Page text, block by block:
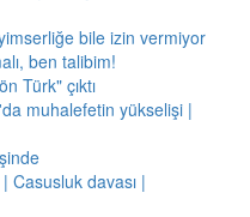
bile izin vermiyor
ben talibim!
Türk" çıktı
muhalefetin yükselişi |
Casusluk davası |